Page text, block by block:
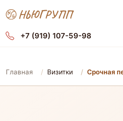
+7 (919) 107-59-98
Главная Визитки Срочная